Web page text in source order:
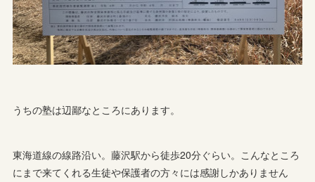
うちの塾は辺鄙なところにあります。
東海道線の線路沿い。藤沢駅から徒歩20分ぐらい。こんなところ
にまで来てくれる生徒や保護者の方々には感謝しかありません